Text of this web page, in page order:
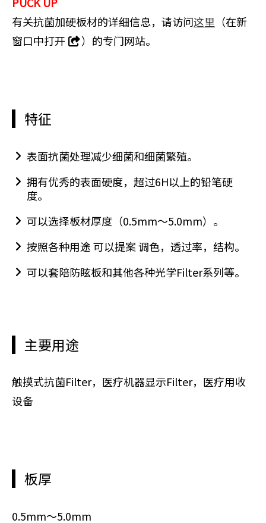
有关抗菌加硬板材的详细信息，请访问这里 （在新
窗口中打开
）的专门网站。
特征
表面抗菌处理减少细菌和细菌繁殖。
拥有优秀的表面硬度，超过6H以上的铅笔硬
度。
可以选择板材厚度（0.5mm～5.0mm）。
按照各种用途 可以提案 调色，透过率，结构。
可以套陪防眩板和其他各种光学Filter系列等。
主要用途
触摸式抗菌Filter，医疗机器显示Filter，医疗用收
设备
板厚
0.5mm～5.0mm